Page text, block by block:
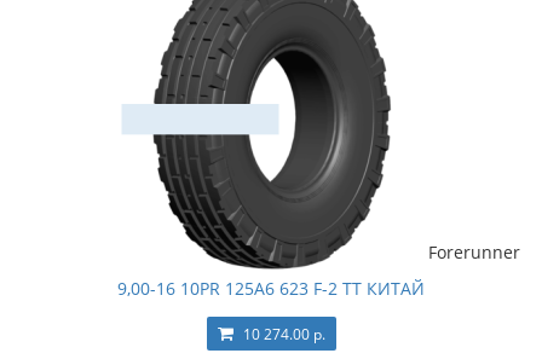
Forerunner
9,00-16 10PR 125A6 623 F-2 TT КИТАЙ
10 274.00 р.